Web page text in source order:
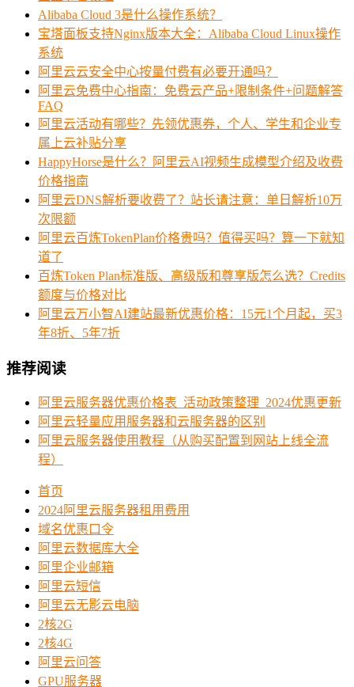
Alibaba Cloud 3是什么操作系统？
宝塔面板支持Nginx版本大全：Alibaba Cloud Linux操作
系统
阿里云云安全中心按量付费有必要开通吗？
阿里云免费中心指南：免费云产品+限制条件+问题解答
FAQ
阿里云活动有哪些？先领优惠券，个人、学生和企业专
属上云补贴分享
HappyHorse是什么？阿里云AI视频生成模型介绍及收费
价格指南
阿里云DNS解析要收费了？站长请注意：单日解析10万
次限额
阿里云百炼TokenPlan价格贵吗？值得买吗？算一下就知
道了
百炼Token Plan标准版、高级版和尊享版怎么选？Credits
额度与价格对比
阿里云万小智AI建站最新优惠价格：15元1个月起，买3
年8折、5年7折
推荐阅读
阿里云服务器优惠价格表_活动政策整理_2024优惠更新
阿里云轻量应用服务器和云服务器的区别
阿里云服务器使用教程（从购买配置到网站上线全流
程）
首页
2024阿里云服务器租用费用
域名优惠口令
阿里云数据库大全
阿里企业邮箱
阿里云短信
阿里云无影云电脑
2核2G
2核4G
阿里云问答
GPU服务器